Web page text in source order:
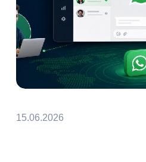
15.06.2026